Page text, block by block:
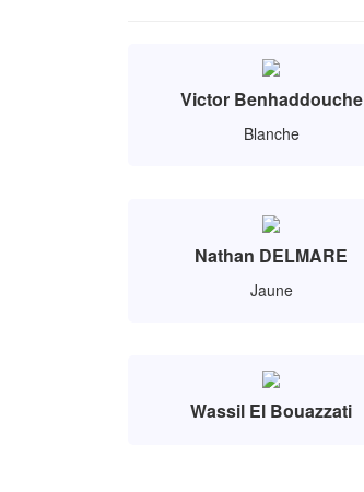
Victor Benhaddouche
Blanche
Nathan DELMARE
Jaune
Wassil El Bouazzati